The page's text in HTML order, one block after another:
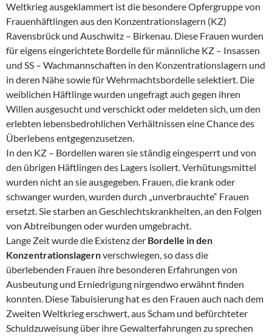
Weltkrieg ausgeklammert ist die besondere Opfergruppe von
Frauenhäftlingen aus den Konzentrationslagern (KZ)
Ravensbrück und Auschwitz – Birkenau. Diese Frauen wurden
für eigens eingerichtete Bordelle für männliche KZ – Insassen
und SS – Wachmannschaften in den Konzentrationslagern und
in deren Nähe sowie für Wehrmachtsbordelle selektiert. Die
weiblichen Häftlinge wurden ungefragt auch gegen ihren
Willen ausgesucht und verschickt oder meldeten sich, um den
erlebten lebensbedrohlichen Verhältnissen eine Chance des
Überlebens entgegenzusetzen.
In den KZ – Bordellen waren sie ständig eingesperrt und von
den übrigen Häftlingen des Lagers isoliert. Verhütungsmittel
wurden nicht an sie ausgegeben. Frauen, die krank oder
schwanger wurden, wurden durch „unverbrauchte“ Frauen
ersetzt. Sie starben an Geschlechtskrankheiten, an den Folgen
von Abtreibungen oder wurden umgebracht.
Lange Zeit wurde die Existenz der Bordelle in den
Konzentrationslagernverschwiegen, so dass die
überlebenden Frauen ihre besonderen Erfahrungen von
Ausbeutung und Erniedrigung nirgendwo erwähnt finden
konnten. Diese Tabuisierung hat es den Frauen auch nach dem
Zweiten Weltkrieg erschwert, aus Scham und befürchteter
Schuldzuweisung über ihre Gewalterfahrungen zu sprechen